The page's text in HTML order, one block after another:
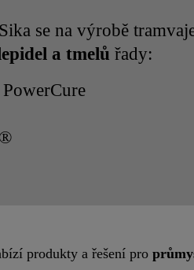
se na výrobě
a tmelů řady:
produkty a řešení pro